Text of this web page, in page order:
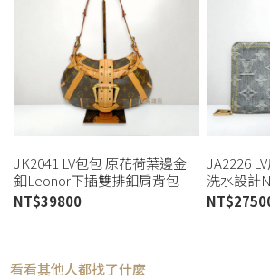
JK2041 LV包包 原花荷葉邊金
釦Leonor下插雙排釦肩背包
M92394(高雄店)
NT$39800
JA2226
洗水設計
長夾
NT$
看看其他人都找了什麼